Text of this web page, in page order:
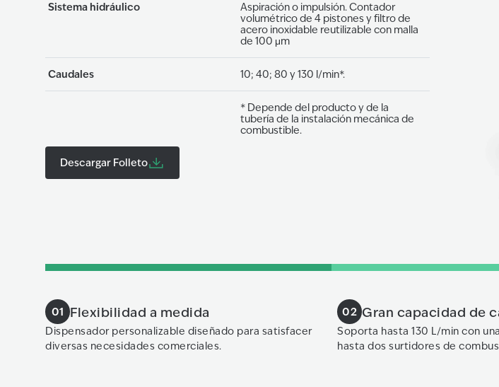
Sistema hidráulico
Aspiración o impulsión. Contador
volumétrico de 4 pistones y filtro de
acero inoxidable reutilizable con malla
de 100 μm
Caudales 10; 40; 80 y 130 l/min*.
* Depende del producto y de la
tubería de la instalación mecánica de
combustible.
Descargar Folleto
01 Flexibilidad a medida
Dispensador personalizable diseñado para satisfacer
diversas necesidades comerciales.
02 Gran capacidad de
Soporta hasta 130 L/min con
hasta dos surtidores de